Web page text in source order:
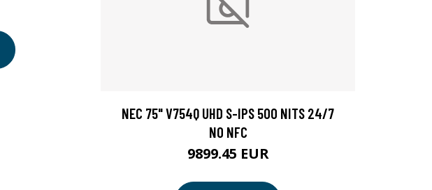
NEC 75" V754Q UHD S-IPS 500 NITS 24/7
NO NFC
9899.45 EUR